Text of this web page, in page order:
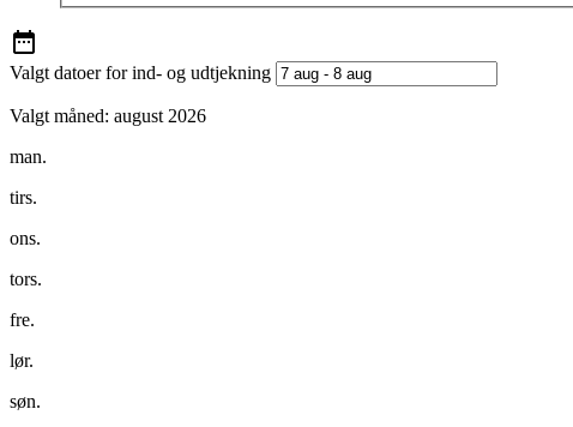
Valgt datoer for ind- og udtjekning
Valgt måned: august 2026
man.
tirs.
ons.
tors.
fre.
lør.
søn.